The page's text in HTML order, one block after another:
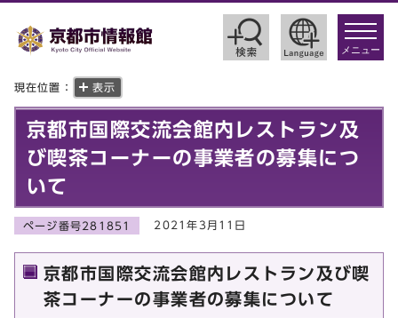
toggle
メニュー
現在位置： 表示
京都市国際交流会館内レストラン及
び喫茶コーナーの事業者の募集につ
いて
ページ番号281851 2021年3月11日
京都市国際交流会館内レストラン及び喫
茶コーナーの事業者の募集について